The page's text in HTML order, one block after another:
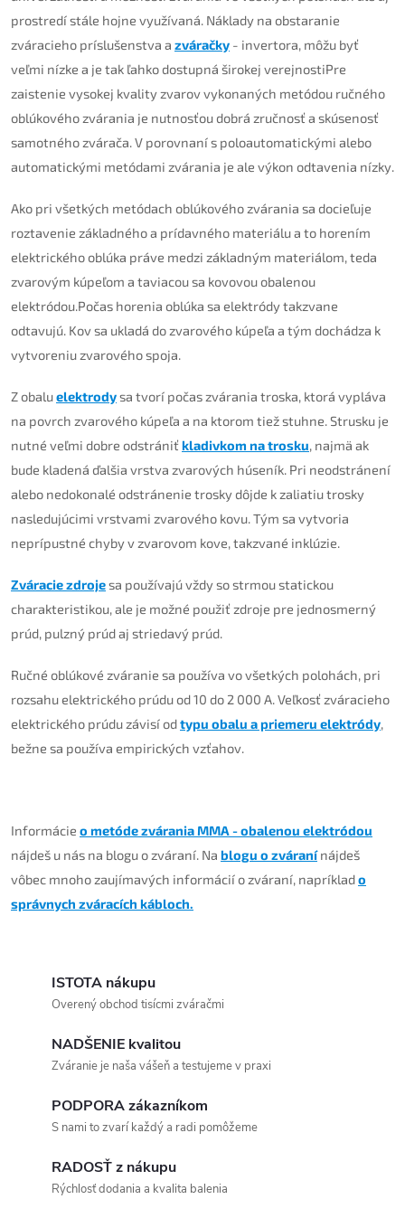
prostredí stále hojne využívaná. Náklady na obstaranie
zváracieho príslušenstva a zváračky - invertora, môžu byť
veľmi nízke a je tak ľahko dostupná širokej verejnostiPre
zaistenie vysokej kvality zvarov vykonaných metódou ručného
oblúkového zvárania je nutnosťou dobrá zručnosť a skúsenosť
samotného zvárača. V porovnaní s poloautomatickými alebo
automatickými metódami zvárania je ale výkon odtavenia nízky.
Ako pri všetkých metódach oblúkového zvárania sa docieľuje
roztavenie základného a prídavného materiálu a to horením
elektrického oblúka práve medzi základným materiálom, teda
zvarovým kúpeľom a taviacou sa kovovou obalenou
elektródou.Počas horenia oblúka sa elektródy takzvane
odtavujú. Kov sa ukladá do zvarového kúpeľa a tým dochádza k
vytvoreniu zvarového spoja.
Z obaluelektrodysa tvorí počas zvárania troska, ktorá vypláva
na povrch zvarového kúpeľa a na ktorom tiež stuhne. Strusku je
nutné veľmi dobre odstrániťkladivkom na trosku , najmä ak
bude kladená ďalšia vrstva zvarových húseník. Pri neodstránení
alebo nedokonalé odstránenie trosky dôjde k zaliatiu trosky
nasledujúcimi vrstvami zvarového kovu. Tým sa vytvoria
neprípustné chyby v zvarovom kove, takzvané inklúzie.
Zváracie zdrojesa používajú vždy so strmou statickou
charakteristikou, ale je možné použiť zdroje pre jednosmerný
prúd, pulzný prúd aj striedavý prúd.
Ručné oblúkové zváranie sa používa vo všetkých polohách, pri
rozsahu elektrického prúdu od 10 do 2 000 A. Veľkosť zváracieho
elektrického prúdu závisí odtypu obalu a priemeru elektródy
bežne sa používa empirických vzťahov.
Informácie o metóde zvárania MMA - obalenou elektródou
nájdeš u nás na blogu o zváraní. Na blogu o zváranínájdeš
vôbec mnoho zaujímavých informácií o zváraní, napríklado
správnych zváracích kábloch.
ISTOTA nákupu
Overený obchod tisícmi zváračmi
NADŠENIE kvalitou
Zváranie je naša vášeň a testujeme v praxi
PODPORA zákazníkom
S nami to zvarí každý a radi pomôžeme
RADOSŤ z nákupu
Rýchlosť dodania a kvalita balenia